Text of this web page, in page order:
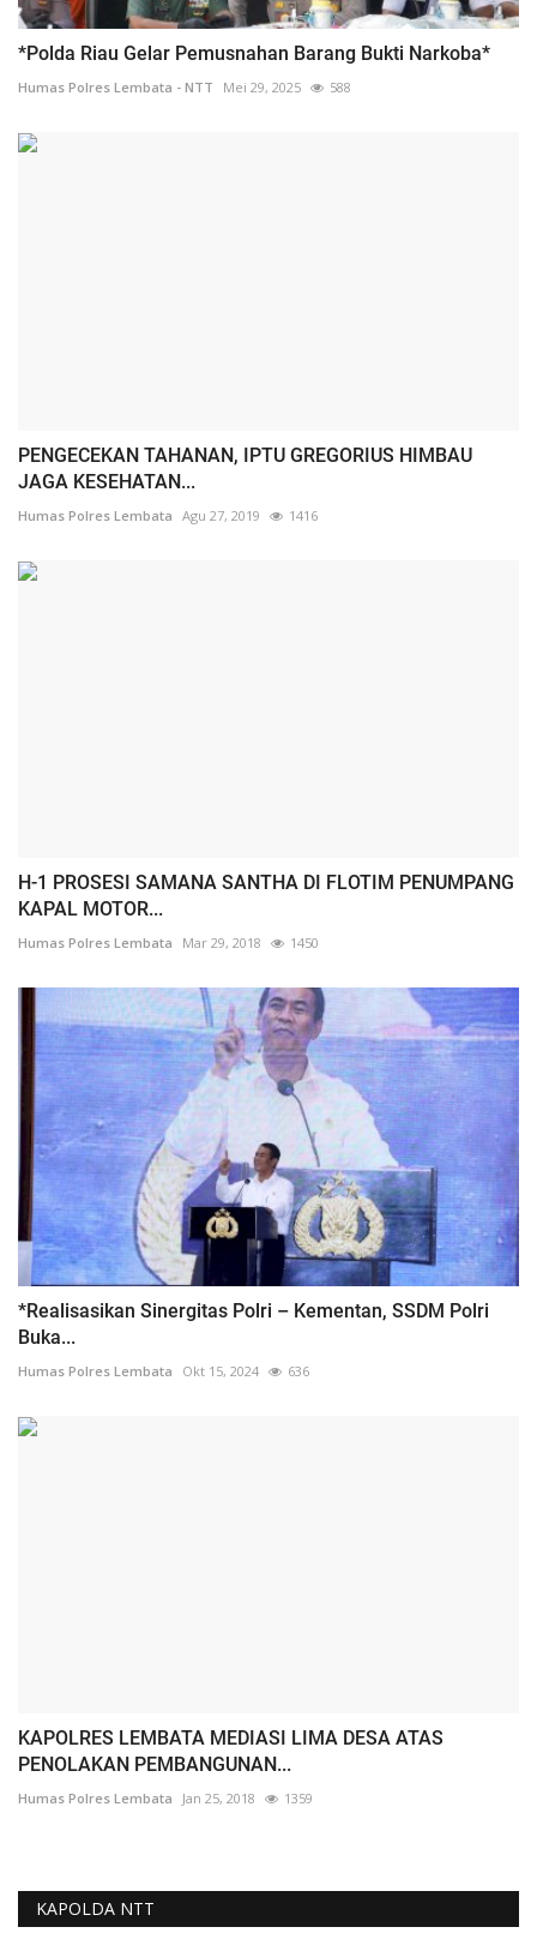
*Polda Riau Gelar Pemusnahan Barang Bukti Narkoba*
Humas Polres Lembata - NTT Mei 29, 2025 588
PENGECEKAN TAHANAN, IPTU GREGORIUS HIMBAU
JAGA KESEHATAN...
Humas Polres Lembata Agu 27, 2019 1416
H-1 PROSESI SAMANA SANTHA DI FLOTIM PENUMPANG
KAPAL MOTOR...
Humas Polres Lembata Mar 29, 2018 1450
*Realisasikan Sinergitas Polri – Kementan, SSDM Polri
Buka...
Humas Polres Lembata Okt 15, 2024 636
KAPOLRES LEMBATA MEDIASI LIMA DESA ATAS
PENOLAKAN PEMBANGUNAN...
Humas Polres Lembata Jan 25, 2018 1359
KAPOLDA NTT